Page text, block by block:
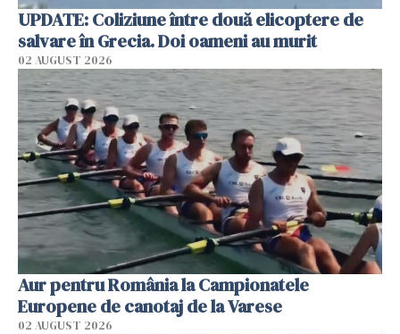
UPDATE: Coliziune între două elicoptere de
salvare în Grecia. Doi oameni au murit
02 AUGUST 2026
Aur pentru România la Campionatele
Europene de canotaj de la Varese
02 AUGUST 2026